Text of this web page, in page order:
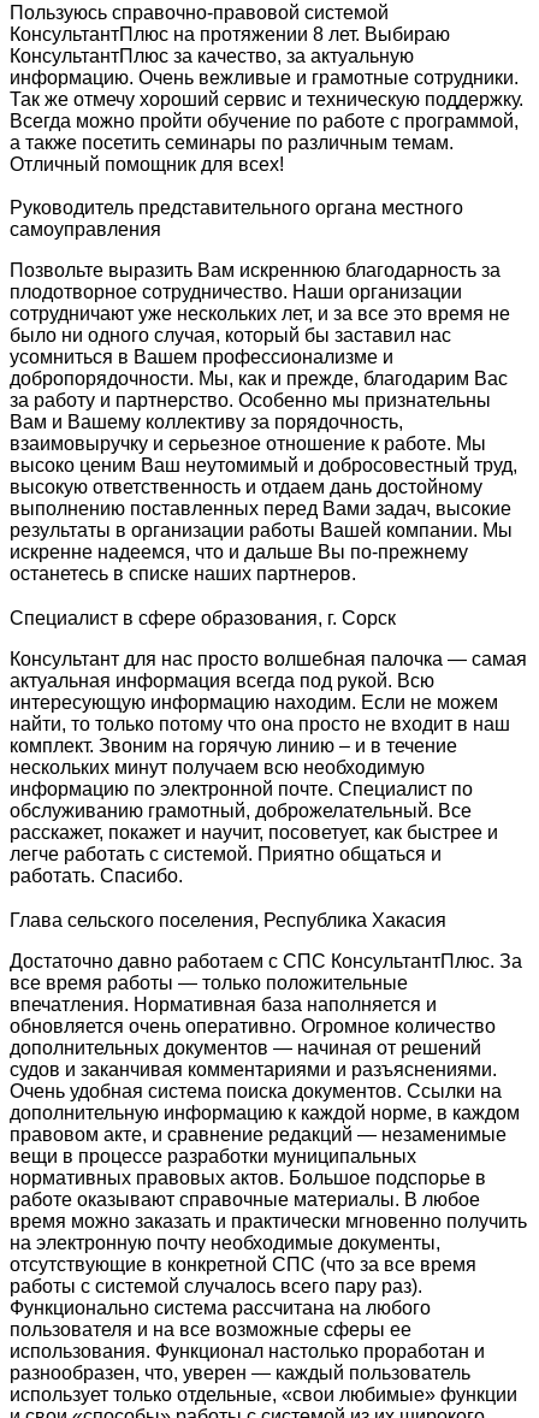
Пользуюсь справочно-правовой системой
КонсультантПлюс на протяжении 8 лет. Выбираю
КонсультантПлюс за качество, за актуальную
информацию. Очень вежливые и грамотные сотрудники.
Так же отмечу хороший сервис и техническую поддержку.
Всегда можно пройти обучение по работе с программой,
а также посетить семинары по различным темам.
Отличный помощник для всех!
Руководитель представительного органа местного
самоуправления
Позвольте выразить Вам искреннюю благодарность за
плодотворное сотрудничество. Наши организации
сотрудничают уже нескольких лет, и за все это время не
было ни одного случая, который бы заставил нас
усомниться в Вашем профессионализме и
добропорядочности. Мы, как и прежде, благодарим Вас
за работу и партнерство. Особенно мы признательны
Вам и Вашему коллективу за порядочность,
взаимовыручку и серьезное отношение к работе. Мы
высоко ценим Ваш неутомимый и добросовестный труд,
высокую ответственность и отдаем дань достойному
выполнению поставленных перед Вами задач, высокие
результаты в организации работы Вашей компании. Мы
искренне надеемся, что и дальше Вы по-прежнему
останетесь в списке наших партнеров.
Специалист в сфере образования, г. Сорск
Консультант для нас просто волшебная палочка — самая
актуальная информация всегда под рукой. Всю
интересующую информацию находим. Если не можем
найти, то только потому что она просто не входит в наш
комплект. Звоним на горячую линию – и в течение
нескольких минут получаем всю необходимую
информацию по электронной почте. Специалист по
обслуживанию грамотный, доброжелательный. Все
расскажет, покажет и научит, посоветует, как быстрее и
легче работать с системой. Приятно общаться и
работать. Спасибо.
Глава сельского поселения, Республика Хакасия
Достаточно давно работаем с СПС КонсультантПлюс. За
все время работы — только положительные
впечатления. Нормативная база наполняется и
обновляется очень оперативно. Огромное количество
дополнительных документов — начиная от решений
судов и заканчивая комментариями и разъяснениями.
Очень удобная система поиска документов. Ссылки на
дополнительную информацию к каждой норме, в каждом
правовом акте, и сравнение редакций — незаменимые
вещи в процессе разработки муниципальных
нормативных правовых актов. Большое подспорье в
работе оказывают справочные материалы. В любое
время можно заказать и практически мгновенно получить
на электронную почту необходимые документы,
отсутствующие в конкретной СПС (что за все время
работы с системой случалось всего пару раз).
Функционально система рассчитана на любого
пользователя и на все возможные сферы ее
использования. Функционал настолько проработан и
разнообразен, что, уверен — каждый пользователь
использует только отдельные, «свои любимые» функции